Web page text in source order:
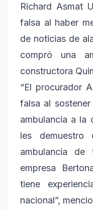
Richard Asmat
falsa al haber
de noticias de
compró una
constructora
“El procurador
falsa al
ambulancia a la
les demuestro
ambulancia
empresa
tiene
nacional”,